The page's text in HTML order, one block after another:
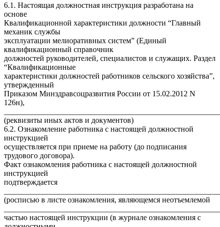
6.1. Настоящая должностная инструкция разработана на
основе
Квалификационной характеристики должности “Главный
механик службы
эксплуатации мелиоративных систем” (Единый
квалификационный справочник
должностей руководителей, специалистов и служащих. Раздел
“Квалификационные
характеристики должностей работников сельского хозяйства”,
утвержденный
Приказом Минздравсоцразвития России от 15.02.2012 N
126н),
(реквизиты иных актов и документов)
6.2. Ознакомление работника с настоящей должностной
инструкцией
осуществляется при приеме на работу (до подписания
трудового договора).
Факт ознакомления работника с настоящей должностной
инструкцией
подтверждается
(росписью в листе ознакомления, являющемся неотъемлемой
частью настоящей инструкции (в журнале ознакомления с